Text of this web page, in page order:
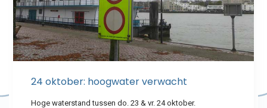
24 oktober: hoogwater verwacht
Hoge waterstand tussen do. 23 & vr. 24 oktober.